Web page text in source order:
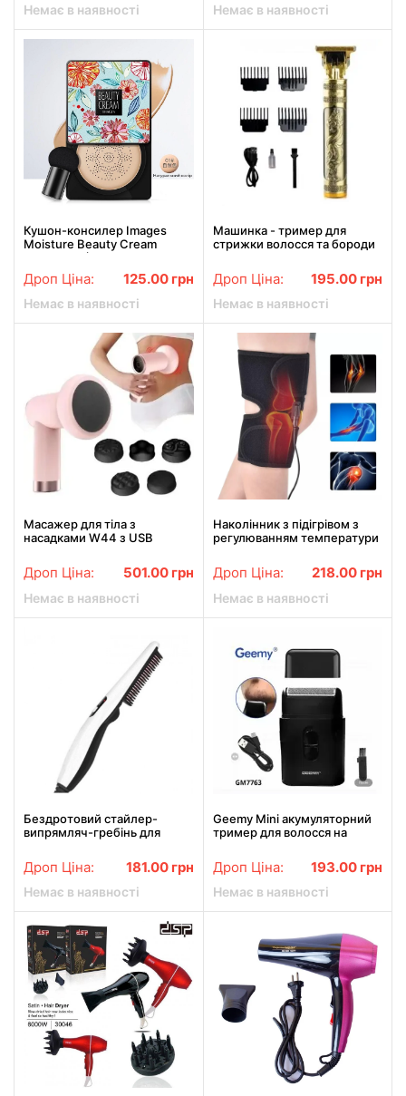
Немає в наявності Немає в наявності
Кушон-консилер Images
Moisture Beauty Cream
Concealer (01 Натуральний
тон) 20 мл
Дроп Ціна: 125.00 грн
Немає в наявності
Машинка - тример для
стрижки волосся та бороди
акумуляторна з насадками
Bronze
Дроп Ціна: 195.00 грн
Немає в наявності
Масажер для тіла з
насадками W44 з USB
Акумуляторний
антицелюлітний масажер
Дроп Ціна: 501.00 грн
Немає в наявності
Наколінник з підігрівом з
регулюванням температури
на колінний суглоб з
підігрівом
Дроп Ціна: 218.00 грн
Немає в наявності
Бездротовий стайлер-
випрямляч-гребінь для
Дроп Ціна: 181.00 грн
Немає в наявності
Geemy Mini акумуляторний
тример для волосся на
Дроп Ціна: 193.00 грн
Немає в наявності